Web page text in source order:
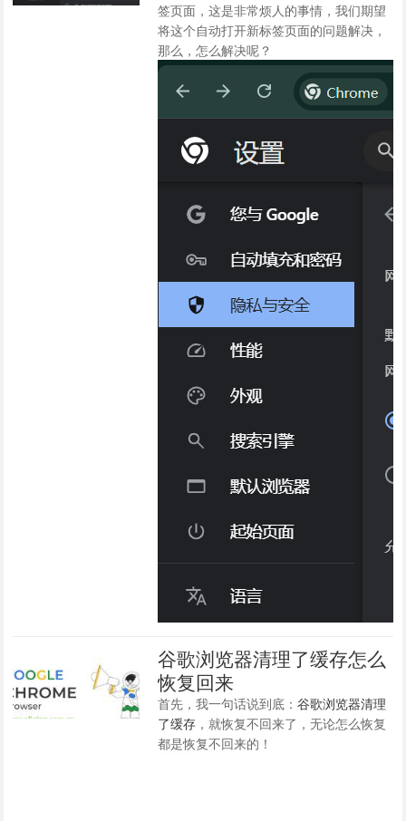
签页面，这是非常烦人的事情，我们期望
将这个自动打开新标签页面的问题解决，
那么，怎么解决呢？
谷歌浏览器清理了缓存怎么
恢复回来
首先，我一句话说到底：谷歌浏览器清理
了缓存 ，就恢复不回来了，无论怎么恢复
都是恢复不回来的！